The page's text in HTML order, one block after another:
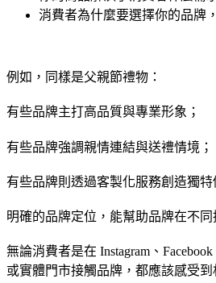
消費者為什麼要選擇你的品牌
例如，同樣是父親節禮物：
有些品牌主打高品質與專業形象；
有些品牌強調親情連結與送禮情境；
有些品牌則透過客製化服務創造獨特
明確的品牌定位，能幫助品牌在不同
無論消費者是在 Instagram、
或實體門市接觸品牌，都應該感受到